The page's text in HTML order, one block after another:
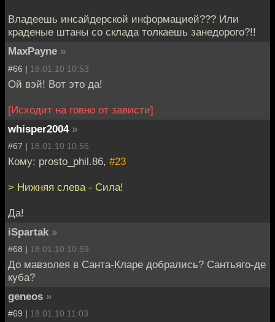
Владеешь инсайдерской информацией??? Или
краденые штаны со склада толкаешь занедорого?!!
MaxPayne »
#66 | 18.01.10 10:53
Ой вэй! Вот это да!
[Исходит на говно от зависти]
whisper2004 »
#67 | 18.01.10 10:55
Кому: prosto_phil.86, #23
> Нижняя слева - Сила!
Да!
iSpartak »
#68 | 18.01.10 10:59
До мавзолея в Санта-Кларе добрались? Сантьяго-де
куба?
geneos »
#69 | 18.01.10 11:03